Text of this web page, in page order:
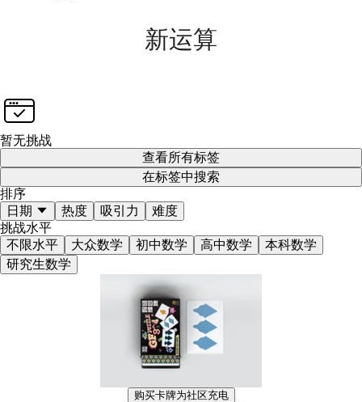
新运算
暂无挑战
查看所有标签
在标签中搜索
排序
日期
热度 吸引力
难度
挑战水平
不限水平
大众数学 初中数学 高中数学
本科数学
研究生数学
购买卡牌为社区充电